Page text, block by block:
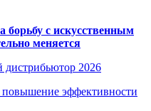
борьбу с искусственным
меняется
2026
повышение эффективности